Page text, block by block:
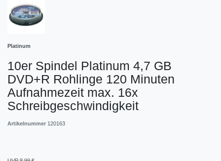
Platinum
10er Spindel Platinum 4,7 GB
DVD+R Rohlinge 120 Minuten
Aufnahmezeit max. 16x
Schreibgeschwindigkeit
Artikelnummer 120163